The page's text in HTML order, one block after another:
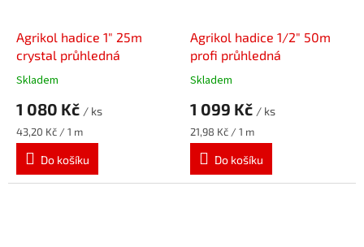
Agrikol hadice 1" 25m
crystal průhledná
Skladem
1 080 Kč / ks
Měrná
cena:
43,20 Kč / 1 m
Do košíku
Agrikol hadice 1/2" 50m
profi průhledná
Skladem
1 099 Kč / ks
Měrná
cena:
21,98 Kč / 1 m
Do košíku